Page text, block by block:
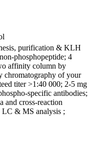
purification & KLH
phosphopeptide; 4
affinity column by
chromatography of your
titer >1:40 000; 2-5 mg
specific antibodies;
and cross-reaction
LC & MS analysis ;